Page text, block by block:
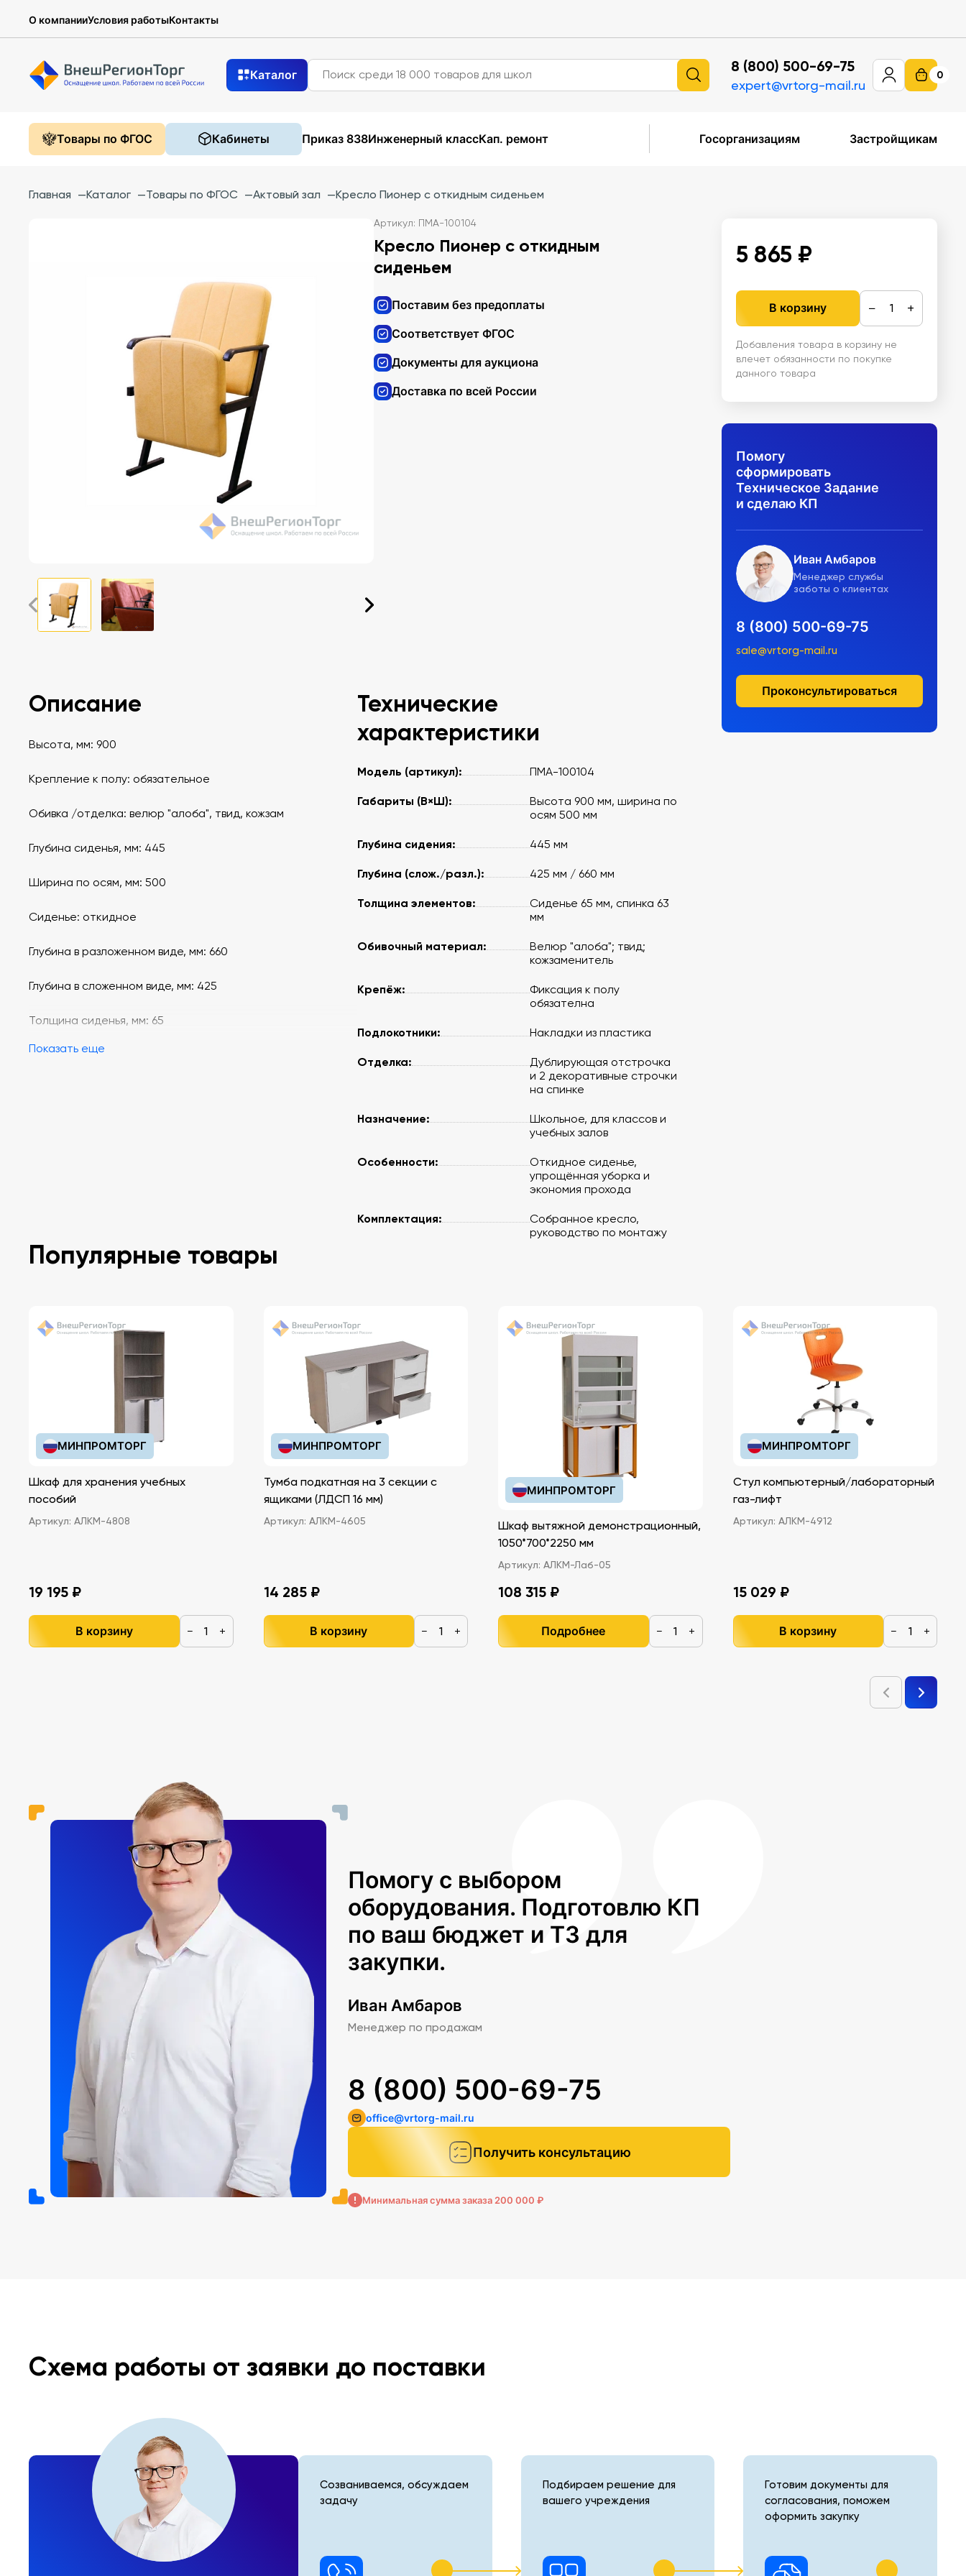
О компанииУсловия работыКонтакты
Каталог 8 (800) 500-69-75
expert@vrtorg-mail.ru
0
Товары по ФГОС Кабинеты Приказ 838Инженерный классКап. ремонт Госорганизациям Застройщикам
Главная —Каталог —Товары по ФГОС —Актовый зал —Кресло Пионер с откидным сиденьем
Артикул: ПМА-100104
Кресло Пионер с откидным
сиденьем
Поставим без предоплаты
Соответствует ФГОС
Документы для аукциона
Доставка по всей России
5 865 ₽
В корзину − +
Добавления товара в корзину не
влечет обязанности по покупке
данного товара
Помогу
сформировать
Техническое Задание
и сделаю КП
Иван Амбаров
Менеджер службы
заботы о клиентах
8 (800) 500-69-75
sale@vrtorg-mail.ru
Проконсультироваться
Описание
Высота, мм: 900
Крепление к полу: обязательное
Обивка /отделка: велюр "алоба", твид, кожзам
Глубина сиденья, мм: 445
Ширина по осям, мм: 500
Сиденье: откидное
Глубина в разложенном виде, мм: 660
Глубина в сложенном виде, мм: 425
Толщина сиденья, мм: 65
Толщина спинки, мм: 63
Показать еще
Технические
характеристики
Модель (артикул): ПМА-100104
Габариты (В×Ш):
Высота 900 мм, ширина по
осям 500 мм
Глубина сидения: 445 мм
Глубина (слож./разл.): 425 мм / 660 мм
Толщина элементов:
Сиденье 65 мм, спинка 63
мм
Обивочный материал:
Велюр "алоба"; твид;
кожзаменитель
Крепёж:
Фиксация к полу
обязателна
Подлокотники: Накладки из пластика
Отделка:
Дублирующая отстрочка
и 2 декоративные строчки
на спинке
Назначение:
Школьное, для классов и
учебных залов
Особенности:
Откидное сиденье,
упрощённая уборка и
экономия прохода
Комплектация:
Собранное кресло,
руководство по монтажу
Популярные товары
МИНПРОМТОРГ
Шкаф для хранения учебных
пособий
Артикул: АЛКМ-4808
19 195 ₽
В корзину − +
МИНПРОМТОРГ
Тумба подкатная на 3 секции с
ящиками (ЛДСП 16 мм)
Артикул: АЛКМ-4605
14 285 ₽
В корзину − +
МИНПРОМТОРГ
Шкаф вытяжной демонстрационный,
1050*700*2250 мм
Артикул: АЛКМ-Лаб-05
108 315 ₽
Подробнее − +
МИНПРОМТОРГ
Стул компьютерный/лабораторный
газ-лифт
Артикул: АЛКМ-4912
15 029 ₽
В корзину − +
Помогу с выбором
оборудования. Подготовлю КП
по ваш бюджет и ТЗ для
закупки.
Иван Амбаров
Менеджер по продажам
Получить консультацию
8 (800) 500-69-75
office@vrtorg-mail.ru
Минимальная сумма заказа 200 000 ₽
Схема работы от заявки до поставки
Созваниваемся, обсуждаем
задачу
Подбираем решение для
вашего учреждения
Готовим документы для
согласования, поможем
оформить закупку